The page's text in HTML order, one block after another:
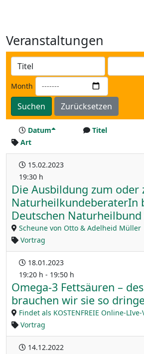
Veranstaltungen
Month
Suchen Zurücksetzen
Datum Titel
Art
15.02.2023
19:30 h
Die Ausbildung zum oder
NaturheilkundeberaterIn
Deutschen Naturheilbund
Scheune von Otto & Adelheid Müller
Vortrag
18.01.2023
19:20 h - 19:50 h
Omega-3 Fettsäuren –
brauchen wir sie so
Findet als KOSTENFREIE Online-
Vortrag
14.12.2022